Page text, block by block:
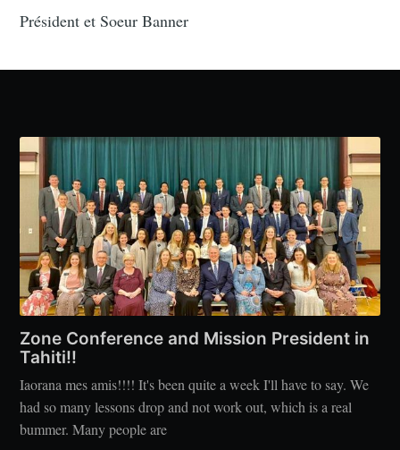
Président et Soeur Banner
Zone Conference and Mission President in
Tahiti!!
Iaorana mes amis!!!! It's been quite a week I'll have to say. We
had so many lessons drop and not work out, which is a real
bummer. Many people are